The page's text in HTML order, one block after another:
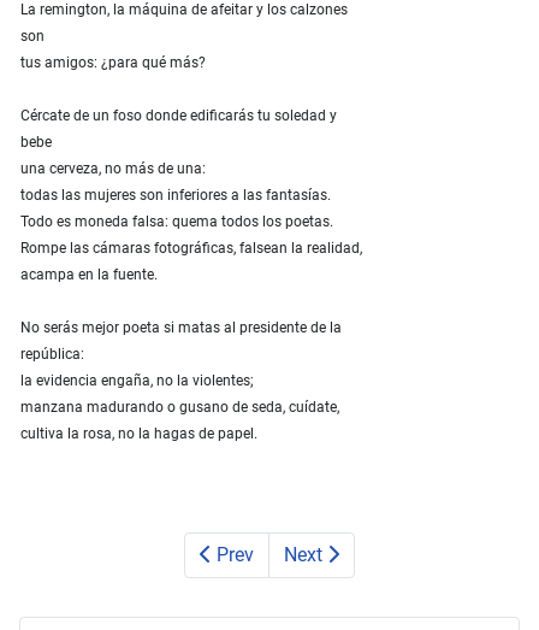
La remington, la máquina de afeitar y los calzones
son
tus amigos: ¿para qué más?
Cércate de un foso donde edificarás tu soledad y
bebe
una cerveza, no más de una:
todas las mujeres son inferiores a las fantasías.
Todo es moneda falsa: quema todos los poetas.
Rompe las cámaras fotográficas, falsean la realidad,
acampa en la fuente.
No serás mejor poeta si matas al presidente de la
república:
la evidencia engaña, no la violentes;
manzana madurando o gusano de seda, cuídate,
cultiva la rosa, no la hagas de papel.
Prev Next